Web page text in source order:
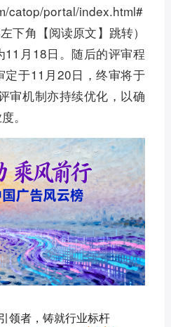
catop/portal/index.html#
下角【阅读原文】跳转）
11月18日。随后的评审程
定于11月20日，终审将于
审机制亦持续优化，以确
。
领者，铸就行业标杆